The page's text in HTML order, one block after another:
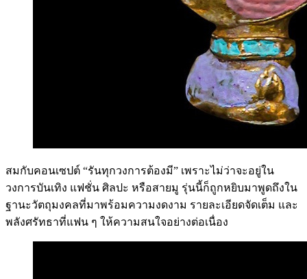
สมกับคอนเซปต์ “รันทุกวงการต้องมี” เพราะไม่ว่าจะอยู่ใน
วงการบันเทิง แฟชั่น ศิลปะ หรือสายมู รุ่นนี้ก็ถูกหยิบมาพูดถึงใน
ฐานะวัตถุมงคลที่มาพร้อมความงดงาม รายละเอียดจัดเต็ม และ
พลังศรัทธาที่แฟน ๆ ให้ความสนใจอย่างต่อเนื่อง